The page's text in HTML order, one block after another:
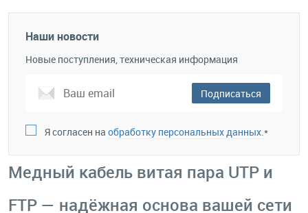
Наши новости
Новые поступления, техническая информация
Подписаться
Я согласен на обработку персональных данных. *
Медный кабель витая пара UTP и
FTP — надёжная основа вашей сети